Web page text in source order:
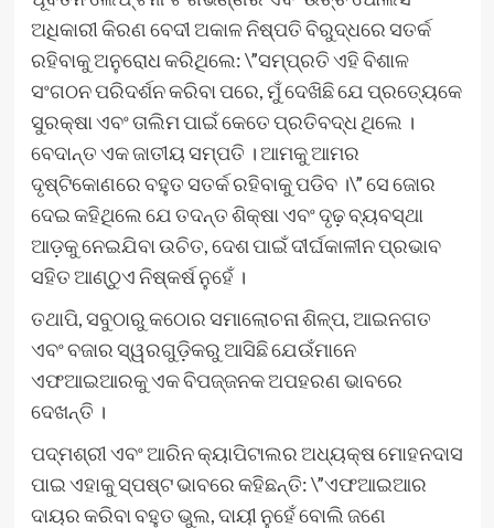
ଅଧିକାରୀ କିରଣ ବେଦୀ ଅକାଳ ନିଷ୍ପତି ବିରୁଦ୍ଧରେ ସତର୍କ
ରହିବାକୁ ଅନୁରୋଧ କରିଥିଲେ: \”ସମ୍ପ୍ରତି ଏହି ବିଶାଳ
ସଂଗଠନ ପରିଦର୍ଶନ କରିବା ପରେ, ମୁଁ ଦେଖିଛି ଯେ ପ୍ରତ୍ୟେକେ
ସୁରକ୍ଷା ଏବଂ ତାଲିମ ପାଇଁ କେତେ ପ୍ରତିବଦ୍ଧ ଥିଲେ ।
ବେଦାନ୍ତ ଏକ ଜାତୀୟ ସମ୍ପତି । ଆମକୁ ଆମର
ଦୃଷ୍ଟିକୋଣରେ ବହୁତ ସତର୍କ ରହିବାକୁ ପଡିବ ।\” ସେ ଜୋର
ଦେଇ କହିଥିଲେ ଯେ ତଦନ୍ତ ଶିକ୍ଷା ଏବଂ ଦୃଢ଼ ବ୍ୟବସ୍ଥା
ଆଡ଼କୁ ନେଇଯିବା ଉଚିତ, ଦେଶ ପାଇଁ ଦୀର୍ଘକାଳୀନ ପ୍ରଭାବ
ସହିତ ଆଣ୍ଠୁଏ ନିଷ୍କର୍ଷ ନୁହେଁ ।
ତଥାପି, ସବୁଠାରୁ କଠୋର ସମାଲୋଚନା ଶିଳ୍ପ, ଆଇନଗତ
ଏବଂ ବଜାର ସ୍ୱରଗୁଡ଼ିକରୁ ଆସିଛି ଯେଉଁମାନେ
ଏଫଆଇଆରକୁ ଏକ ବିପଜ୍ଜନକ ଅପହରଣ ଭାବରେ
ଦେଖନ୍ତି ।
ପଦ୍ମଶ୍ରୀ ଏବଂ ଆରିନ କ୍ୟାପିଟାଲର ଅଧ୍ୟକ୍ଷ ମୋହନଦାସ
ପାଇ ଏହାକୁ ସ୍ପଷ୍ଟ ଭାବରେ କହିଛନ୍ତି: \”ଏଫଆଇଆର
ଦାୟର କରିବା ବହୁତ ଭୁଲ, ଦାୟୀ ନୁହେଁ ବୋଲି ଜଣେ